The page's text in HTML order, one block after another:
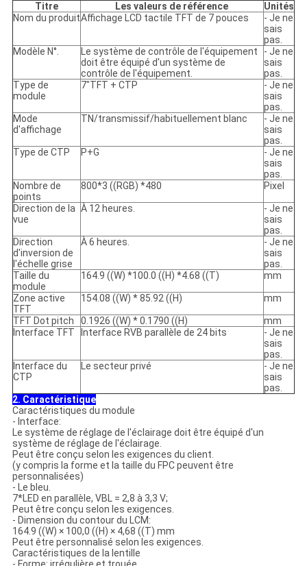
Titre
Les valeurs de référence
Unités
Nom du produitAffichage LCD tactile TFT de 7 pouces
- Je ne
sais
pas.
Modèle N°.
Le système de contrôle de l'équipement
doit être équipé d'un système de
contrôle de l'équipement.
- Je ne
sais
pas.
Type de
module
7"TFT + CTP
- Je ne
sais
pas.
Mode
d'affichage
TN/transmissif/habituellement blanc
- Je ne
sais
pas.
Type de CTP
P+G
- Je ne
sais
pas.
Nombre de
points
800*3 ((RGB) *480 Pixel
Direction de la
vue
À 12 heures.
- Je ne
sais
pas.
Direction
d'inversion de
l'échelle grise
À 6 heures.
- Je ne
sais
pas.
Taille du
module
164.9 ((W) *100.0 ((H) *4.68 ((T) mm
Zone active
TFT
154.08 ((W) * 85.92 ((H) mm
TFT Dot pitch 0.1926 ((W) * 0.1790 ((H)
mm
Interface TFT
Interface RVB parallèle de 24 bits
- Je ne
sais
pas.
Interface du
CTP
Le secteur privé
- Je ne
sais
pas.
2. Caractéristique
Caractéristiques du module
- Interface:
Le système de réglage de l'éclairage doit être équipé d'un
système de réglage de l'éclairage.
Peut être conçu selon les exigences du client.
(y compris la forme et la taille du FPC peuvent être
personnalisées)
- Le bleu.
7*LED en parallèle, VBL = 2,8 à 3,3 V;
Peut être conçu selon les exigences.
- Dimension du contour du LCM:
164.9 ((W) × 100,0 ((H) × 4,68 ((T) mm
Peut être personnalisé selon les exigences.
Caractéristiques de la lentille